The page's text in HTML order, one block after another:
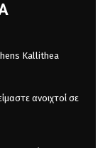
Kallithea
ανοιχτοί σε